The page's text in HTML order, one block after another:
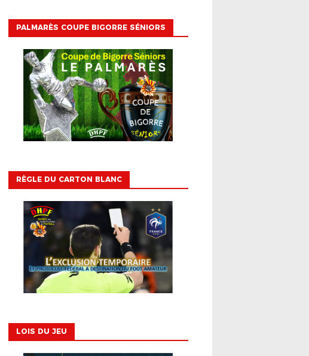
PALMARÈS COUPE BIGORRE SÉNIORS
RÈGLE DU CARTON BLANC
LOIS DU JEU